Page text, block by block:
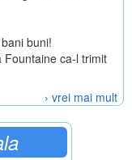
buni!
Fountaine ca-l trimit
› vrei mai mult